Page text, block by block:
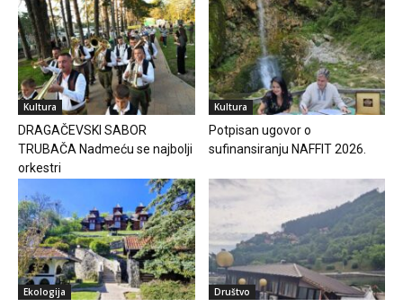
Kultura
DRAGAČEVSKI SABOR
TRUBAČA Nadmeću se najbolji
orkestri
Kultura
Potpisan ugovor o
sufinansiranju NAFFIT 2026.
Ekologija Društvo